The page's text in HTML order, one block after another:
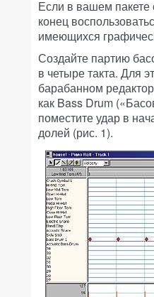
Если в вашем пакете
конец
имеющихся
Создайте партию
в четыре такта. Для
барабанном
как Bass Drum
поместите удар в
долей (рис. 1).